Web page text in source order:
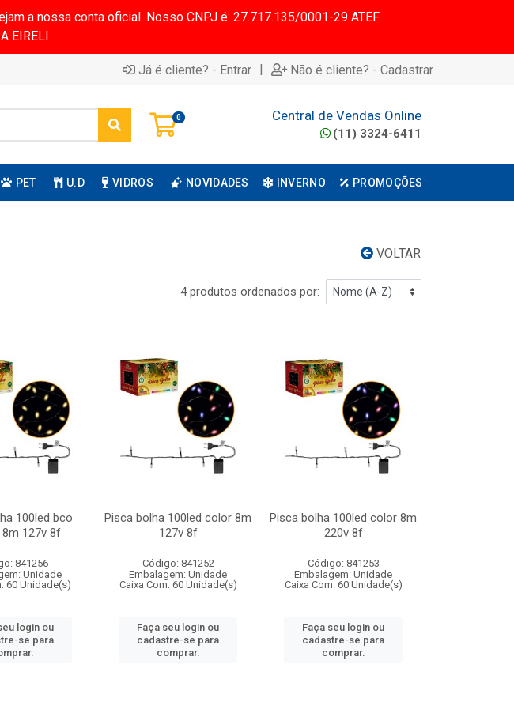
a nossa conta oficial. Nosso CNPJ é: 27.717.135/0001-29 ATEF
EIRELI
Já é cliente? - Entrar | Não é cliente? - Cadastrar
0 Central de Vendas Online
(11) 3324-6411
PET U.D VIDROS NOVIDADES INVERNO PROMOÇÕES
VOLTAR
4 produtos ordenados por:
100led bco
127v 8f
841256
Unidade
60 Unidade(s)
login ou
se para
Pisca bolha 100led color 8m
127v 8f
Código: 841252
Embalagem: Unidade
Caixa Com: 60 Unidade(s)
Faça seu login ou
cadastre-se para
comprar.
Pisca bolha 100led color 8m
220v 8f
Código: 841253
Embalagem: Unidade
Caixa Com: 60 Unidade(s)
Faça seu login ou
cadastre-se para
comprar.